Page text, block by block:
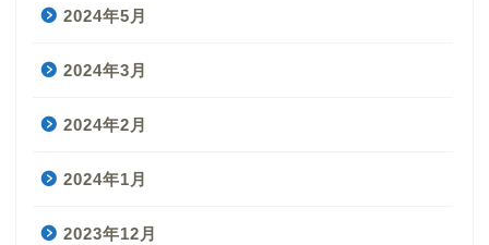
2024年5月
2024年3月
2024年2月
2024年1月
2023年12月